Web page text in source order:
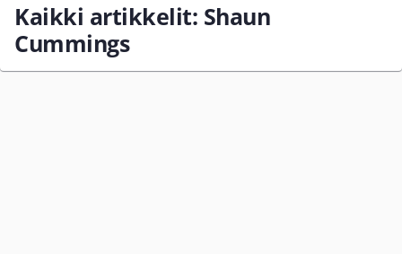
Kaikki artikkelit: Shaun
Cummings